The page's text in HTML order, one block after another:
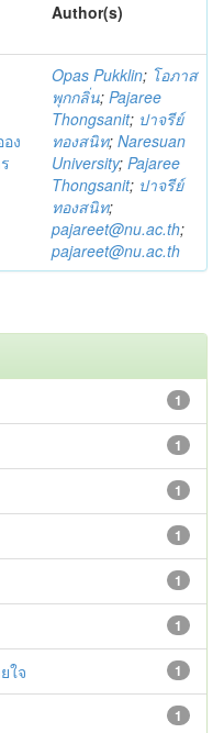
Author(s)
ง​
Opas Pukklin; โอภาส
พุกกลิ่น; Pajaree
Thongsanit; ปาจรีย์
ทองสนิท; Naresuan
University; Pajaree
Thongsanit; ปาจรีย์
ทองสนิท;
pajareet@nu.ac.th;
pajareet@nu.ac.th
1
1
1
1
1
1
1
ใจ
1